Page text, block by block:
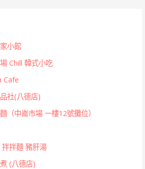
小館
Chill 韓式小吃
Cafe
社(八德店)
（中崙市場 一樓12號攤位）
拌拌麵 豬肝湯
(八德店)